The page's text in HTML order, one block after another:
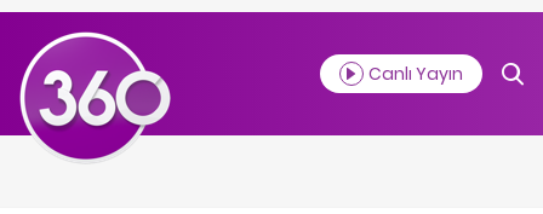
Canlı Yayın